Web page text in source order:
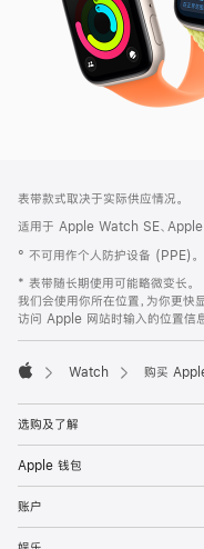
页
页
脚
注
表带款式取决于实际供应情况。
适用于 Apple Watch SE、
° 不可用作个人防护设备 (PPE)。
* 表带随长期使用可能略微变长。
我们会使用你所在位置，为你更快
访问 Apple 网站时输入的位置信息
Watch 购买
选购及了解
Apple 钱包
账户